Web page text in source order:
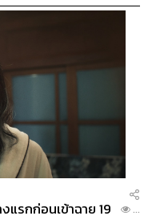
รกก่อนเข้าฉาย 19
...